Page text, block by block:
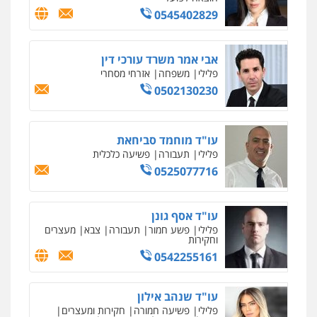
0545402829
אבי אמר משרד עורכי דין
פלילי משפחה אזרחי מסחרי
0502130230
עו"ד מוחמד סביחאת
פלילי תעבורה פשיעה כלכלית
0525077716
עו"ד אסף גונן
פלילי פשע חמור תעבורה צבא מעצרים
וחקירות
0542255161
עו"ד שנהב אילון
פלילי פשיעה חמורה חקירות ומעצרים